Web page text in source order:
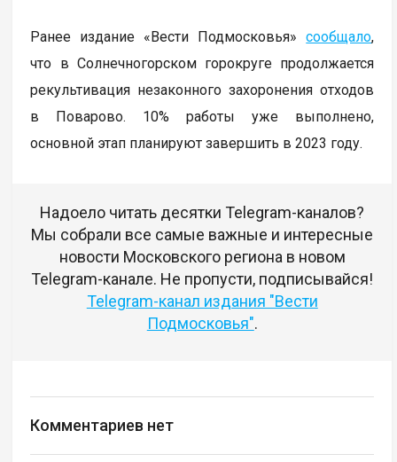
Ранее издание «Вести Подмосковья»сообщало,
что в Солнечногорском горокруге продолжается
рекультивация незаконного захоронения отходов
в Поварово. 10% работы уже выполнено,
основной этап планируют завершить в 2023 году.
Надоело читать десятки Telegram-каналов?
Мы собрали все самые важные и интересные
новости Московского региона в новом
Telegram-канале. Не пропусти, подписывайся!
Telegram-канал издания "Вести
Подмосковья".
Комментариев нет